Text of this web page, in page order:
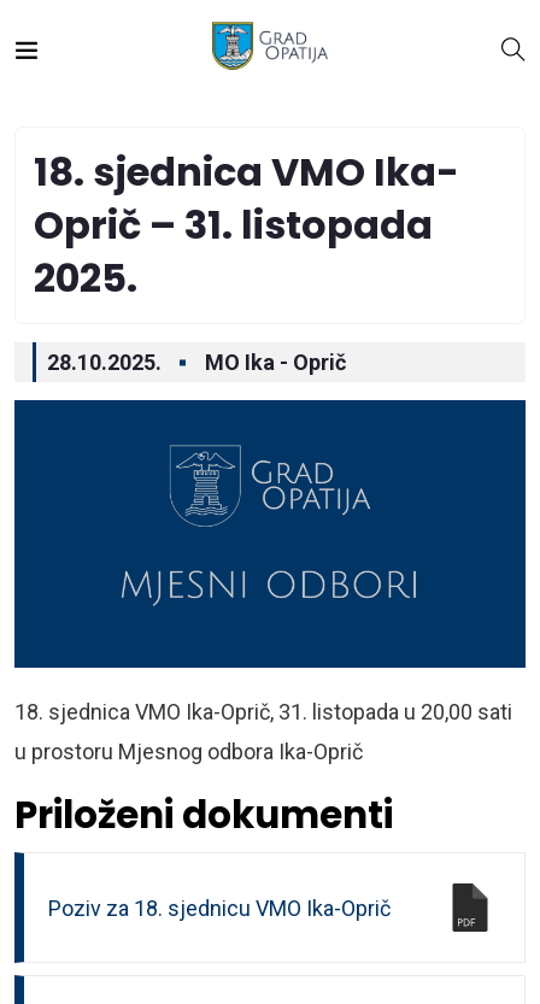
18. sjednica VMO Ika-
Oprič – 31. listopada
2025.
28.10.2025. MO Ika - Oprič
18. sjednica VMO Ika-Oprič, 31. listopada u 20,00 sati
u prostoru Mjesnog odbora Ika-Oprič
Priloženi dokumenti
Poziv za 18. sjednicu VMO Ika-Oprič